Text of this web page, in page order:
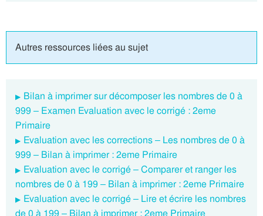
Autres ressources liées au sujet
Bilan à imprimer sur décomposer les nombres de 0 à
999 – Examen Evaluation avec le corrigé : 2eme
Primaire
Evaluation avec les corrections – Les nombres de 0 à
999 – Bilan à imprimer : 2eme Primaire
Evaluation avec le corrigé – Comparer et ranger les
nombres de 0 à 199 – Bilan à imprimer : 2eme Primaire
Evaluation avec le corrigé – Lire et écrire les nombres
de 0 à 199 – Bilan à imprimer : 2eme Primaire